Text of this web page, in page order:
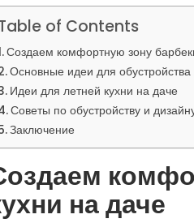
of Contents
Создаем комфортную зону
Основные идеи для
Идеи для летней кухни на даче
Советы по обустройству и
Заключение
на даче